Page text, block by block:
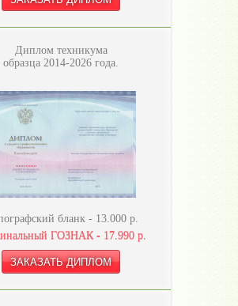
Диплом техникума
образца 2014-2026 года.
бланк - 13.000р.
ГОЗНАК - 17.990 р.